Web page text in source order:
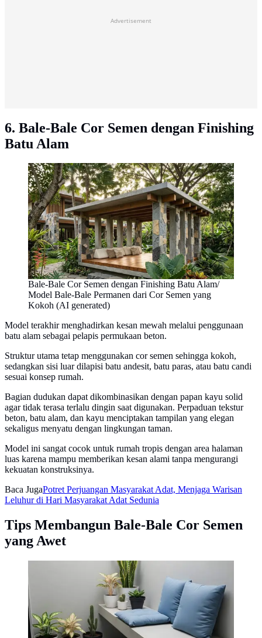
Advertisement
6. Bale-Bale Cor Semen dengan Finishing
Batu Alam
Bale-Bale Cor Semen dengan Finishing Batu Alam/
Model Bale-Bale Permanen dari Cor Semen yang
Kokoh (AI generated)
Model terakhir menghadirkan kesan mewah melalui penggunaan
batu alam sebagai pelapis permukaan beton.
Struktur utama tetap menggunakan cor semen sehingga kokoh,
sedangkan sisi luar dilapisi batu andesit, batu paras, atau batu candi
sesuai konsep rumah.
Bagian dudukan dapat dikombinasikan dengan papan kayu solid
agar tidak terasa terlalu dingin saat digunakan. Perpaduan tekstur
beton, batu alam, dan kayu menciptakan tampilan yang elegan
sekaligus menyatu dengan lingkungan taman.
Model ini sangat cocok untuk rumah tropis dengan area halaman
luas karena mampu memberikan kesan alami tanpa mengurangi
kekuatan konstruksinya.
Baca JugaPotret Perjuangan Masyarakat Adat, Menjaga Warisan
Leluhur di Hari Masyarakat Adat Sedunia
Tips Membangun Bale-Bale Cor Semen
yang Awet